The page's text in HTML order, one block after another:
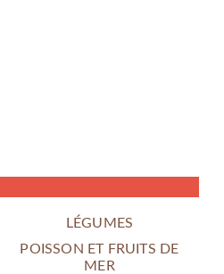
LÉGUMES
POISSON ET FRUITS DE
MER